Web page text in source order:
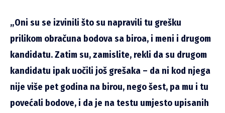
„Oni su se izvinili što su napravili tu grešku
prilikom obračuna bodova sa biroa, i meni i drugom
kandidatu. Zatim su, zamislite, rekli da su drugom
kandidatu ipak uočili još grešaka – da ni kod njega
nije više pet godina na birou, nego šest, pa mu i tu
povećali bodove, i da je na testu umjesto upisanih